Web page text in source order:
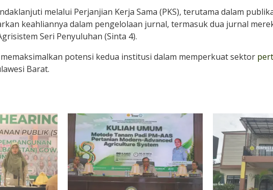
melalui Perjanjian Kerja Sama (PKS), terutama dalam
keahliannya dalam pengelolaan jurnal, termasuk dua jurnal
Seri Penyuluhan (Sinta 4).
potensi kedua institusi dalam memperkuat sektor
Barat.